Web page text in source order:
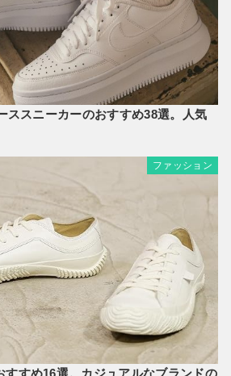
ススニーカーのおすすめ38選。人気
ファッション